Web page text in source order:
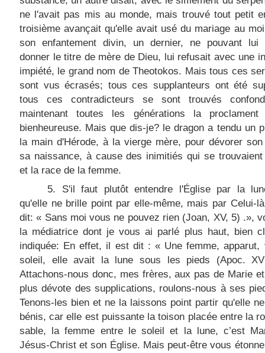
ne l'avait pas mis au monde, mais trouvé tout petit
troisième avançait qu'elle avait usé du mariage au
son enfantement divin, un dernier, ne pouvant lui
donner le titre de mère de Dieu, lui refusait avec une
impiété, le grand nom de Theotokos. Mais tous ces
sont vus écrasés; tous ces supplanteurs ont été
tous ces contradicteurs se sont trouvés
maintenant toutes les générations la
bienheureuse. Mais que dis-je? le dragon a tendu un
la main d'Hérode, à la vierge mère, pour dévorer
sa naissance, à cause des inimitiés qui se
et la race de la femme.
5. S'il faut plutôt entendre l'Église par la
qu'elle ne brille point par elle-même, mais par Celui-
dit: « Sans moi vous ne pouvez rien (Joan, XV, 5) .»,
la médiatrice dont je vous ai parlé plus haut, bien
indiquée: En effet, il est dit : « Une femme, apparut,
soleil, elle avait la lune sous les pieds (Apoc.
Attachons-nous donc, mes frères, aux pas de Marie
plus dévote des supplications, roulons-nous à ses
Tenons-les bien et ne la laissons point partir qu'elle
bénis, car elle est puissante la toison placée entre la
sable, la femme entre le soleil et la lune, c’est
Jésus-Christ et son Église. Mais peut-être vous